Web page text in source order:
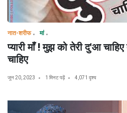
नात-शरीफ मां
प्यारी माँ ! मुझ को तेरी दु'आ
चाहिए
जून 20, 2023 1 मिनट पढ़ें 4,071 दृश्य